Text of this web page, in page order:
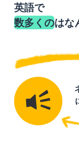
英語で
数多くのはな